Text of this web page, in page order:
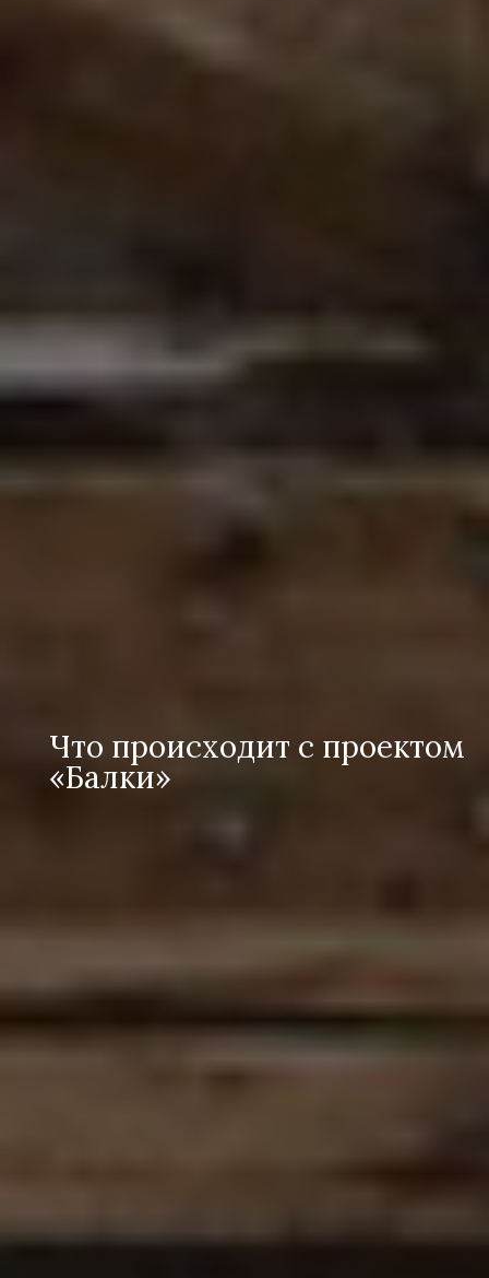
Что происходит с проектом
«Балки»